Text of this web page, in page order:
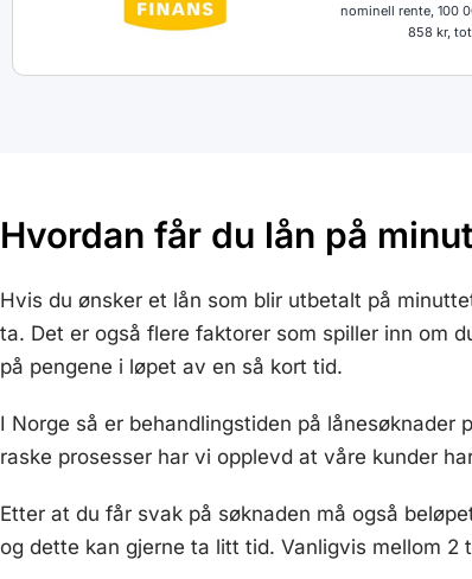
nominell rente, 100
858 kr,
Hvordan får du lån på
Hvis du ønsker et lån som blir utbetalt på
ta. Det er også flere faktorer som spiller inn om
på pengene i løpet av en så kort tid.
I Norge så er behandlingstiden på lånesøknader
raske prosesser har vi opplevd at våre kunder
Etter at du får svak på søknaden må også
og dette kan gjerne ta litt tid. Vanligvis mellom 2